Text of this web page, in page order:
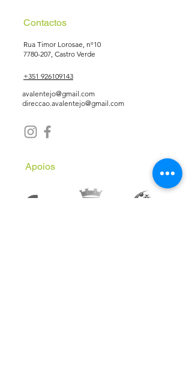
Contactos
Rua Timor Lorosae, nº10
7780-207, Castro Verde
+351 926109143
avalentejo@gmail.com
direccao.avalentejo@gmail.com
Apoios